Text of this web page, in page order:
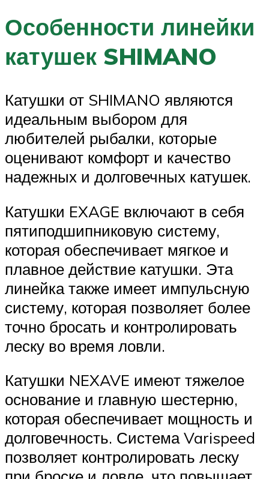
Особенности линейки
катушек SHIMANO
Катушки от SHIMANO являются
идеальным выбором для
любителей рыбалки, которые
оценивают комфорт и качество
надежных и долговечных катушек.
Катушки EXAGE включают в себя
пятиподшипниковую систему,
которая обеспечивает мягкое и
плавное действие катушки. Эта
линейка также имеет импульсную
систему, которая позволяет более
точно бросать и контролировать
леску во время ловли.
Катушки NEXAVE имеют тяжелое
основание и главную шестерню,
которая обеспечивает мощность и
долговечность. Система Varispeed
позволяет контролировать леску